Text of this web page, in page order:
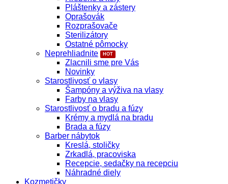
Pláštenky a zástery
Oprašovák
Rozprašovače
Sterilizátory
Ostatné pômocky
Neprehliadnite
Zlacnili sme pre Vás
Novinky
Starostlivosť o vlasy
Šampóny a výživa na vlasy
Farby na vlasy
Starostlivosť o bradu a fúzy
Krémy a mydlá na bradu
Brada a fúzy
Barber nábytok
Kreslá, stoličky
Zrkadlá, pracoviska
Recepcie, sedačky na recepciu
Náhradné diely
Kozmetičky